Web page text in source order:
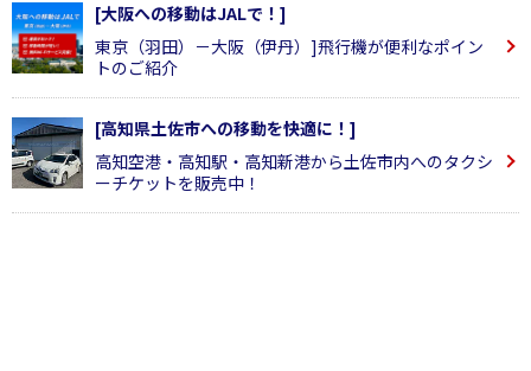
[大阪への移動はJALで！]
東京（羽田）－大阪（伊丹）]飛行機が便利なポイン
トのご紹介
[高知県土佐市への移動を快適に！]
高知空港・高知駅・高知新港から土佐市内へのタクシ
ーチケットを販売中！